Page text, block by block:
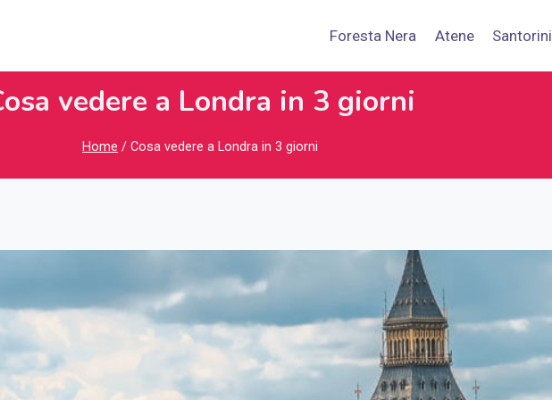
Foresta Nera Atene Santorini
vedere a Londra in 3 giorni
Home / Cosa vedere a Londra in 3 giorni